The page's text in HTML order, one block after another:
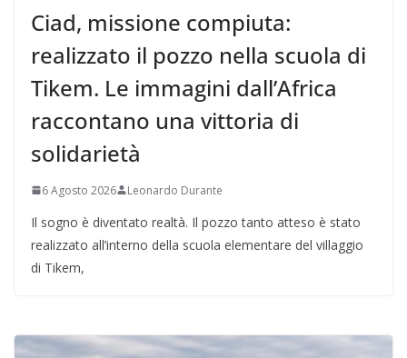
Ciad, missione compiuta:
realizzato il pozzo nella scuola di
Tikem. Le immagini dall’Africa
raccontano una vittoria di
solidarietà
6 Agosto 2026 Leonardo Durante
Il sogno è diventato realtà. Il pozzo tanto atteso è stato
realizzato all’interno della scuola elementare del villaggio
di Tikem,